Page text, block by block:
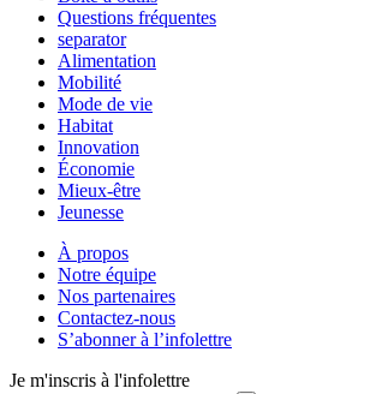
Questions fréquentes
separator
Alimentation
Mobilité
Mode de vie
Habitat
Innovation
Économie
Mieux-être
Jeunesse
À propos
Notre équipe
Nos partenaires
Contactez-nous
S’abonner à l’infolettre
Je m'inscris à l'infolettre